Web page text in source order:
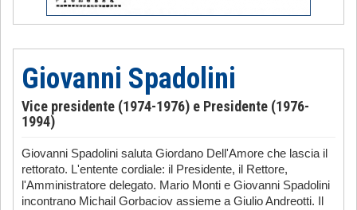
Giovanni Spadolini
Vice presidente (1974-1976) e Presidente (1976-
1994)
Giovanni Spadolini saluta Giordano Dell'Amore che lascia il
rettorato. L'entente cordiale: il Presidente, il Rettore,
l'Amministratore delegato. Mario Monti e Giovanni Spadolini
incontrano Michail Gorbaciov assieme a Giulio Andreotti. Il